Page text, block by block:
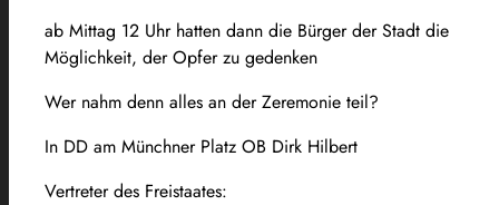
ab Mittag 12 Uhr hatten dann die Bürger der Stadt die
Möglichkeit, der Opfer zu gedenken
Wer nahm denn alles an der Zeremonie teil?
In DD am Münchner Platz OB Dirk Hilbert
Vertreter des Freistaates: